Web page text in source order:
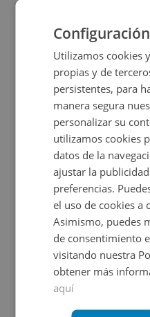
Cl
2 inmuebles disponibles
287.448€
+
CONDICIONES
Utilizamos cookies
propias y de
persistentes, para
manera segura
personalizar su
utilizamos cookies
datos de la
ajustar la
preferencias.
el uso de cookies a
Asimismo, puedes
de consentimiento
visitando nuestra
obtener más
aquí